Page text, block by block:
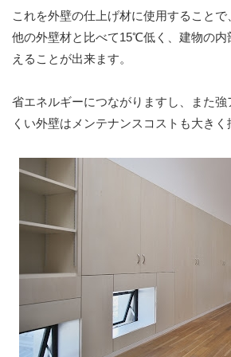
これを外壁の仕上げ材に使用すること
他の外壁材と比べて15℃低く、建物の
えることが出来ます。
省エネルギーにつながりますし、また強
くい外壁はメンテナンスコストも大きく